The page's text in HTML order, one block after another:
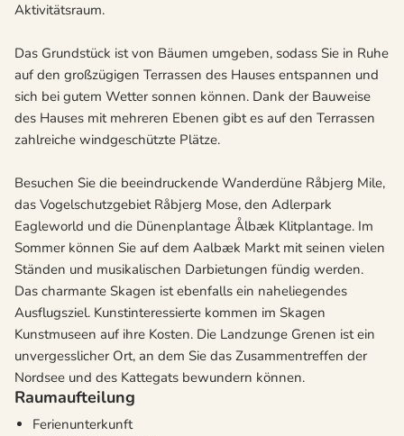
Aktivitätsraum.
Das Grundstück ist von Bäumen umgeben, sodass Sie in Ruhe
auf den großzügigen Terrassen des Hauses entspannen und
sich bei gutem Wetter sonnen können. Dank der Bauweise
des Hauses mit mehreren Ebenen gibt es auf den Terrassen
zahlreiche windgeschützte Plätze.
Besuchen Sie die beeindruckende Wanderdüne Råbjerg Mile,
das Vogelschutzgebiet Råbjerg Mose, den Adlerpark
Eagleworld und die Dünenplantage Ålbæk Klitplantage. Im
Sommer können Sie auf dem Aalbæk Markt mit seinen vielen
Ständen und musikalischen Darbietungen fündig werden.
Das charmante Skagen ist ebenfalls ein naheliegendes
Ausflugsziel. Kunstinteressierte kommen im Skagen
Kunstmuseen auf ihre Kosten. Die Landzunge Grenen ist ein
unvergesslicher Ort, an dem Sie das Zusammentreffen der
Nordsee und des Kattegats bewundern können.
Raumaufteilung
Ferienunterkunft